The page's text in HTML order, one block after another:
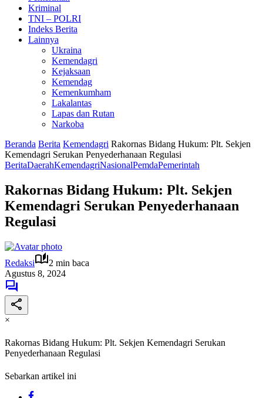
Kriminal
TNI – POLRI
Indeks Berita
Lainnya
Ukraina
Kemendagri
Kejaksaan
Kemendag
Kemenkumham
Lakalantas
Lapas dan Rutan
Narkoba
Beranda Berita Kemendagri Rakornas Bidang Hukum: Plt. Sekjen
Kemendagri Serukan Penyederhanaan Regulasi
BeritaDaerahKemendagriNasionalPemdaPemerintah
Rakornas Bidang Hukum: Plt. Sekjen
Kemendagri Serukan Penyederhanaan
Regulasi
Redaksi
2 min baca
Agustus 8, 2024
×
Rakornas Bidang Hukum: Plt. Sekjen Kemendagri Serukan
Penyederhanaan Regulasi
Sebarkan artikel ini